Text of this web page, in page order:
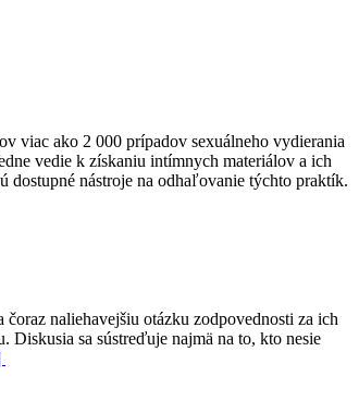
viac ako 2 000 prípadov sexuálneho vydierania
vedie k získaniu intímnych materiálov a ich
dostupné nástroje na odhaľovanie týchto praktík.
naliehavejšiu otázku zodpovednosti za ich
Diskusia sa sústreďuje najmä na to, kto nesie